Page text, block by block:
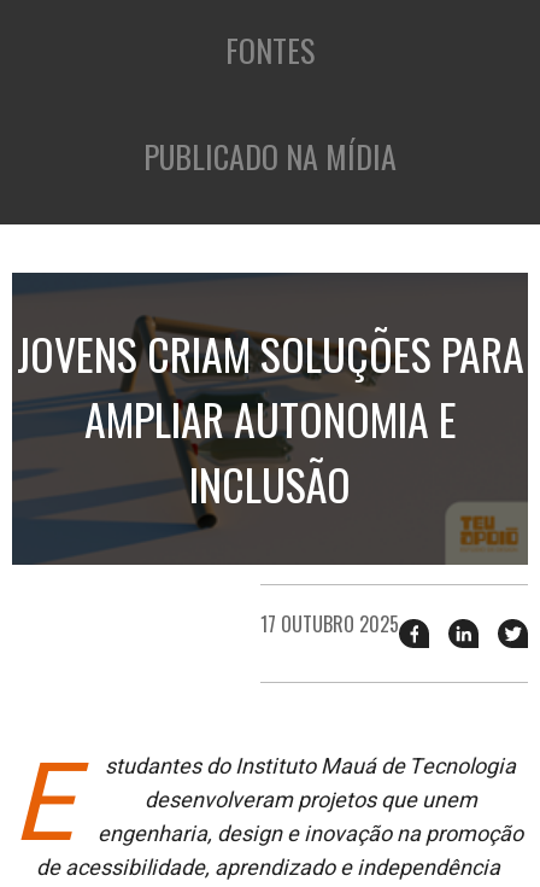
FONTES
PUBLICADO NA MÍDIA
JOVENS CRIAM SOLUÇÕES PARA
AMPLIAR AUTONOMIA E
INCLUSÃO
17 OUTUBRO 2025 Compartilhar
esse
no
esse
no
E studantesdo Instituto Mauá deTecnologia
desenvolveram projetos que unem
engenharia, design e inovaçãona promoção
de acessibilidade, aprendizado eindependência